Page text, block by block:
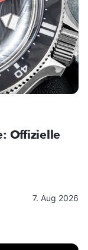
Offizielle
7. Aug 2026